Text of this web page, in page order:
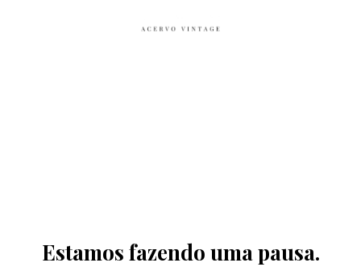
Estamos fazendo uma pausa.